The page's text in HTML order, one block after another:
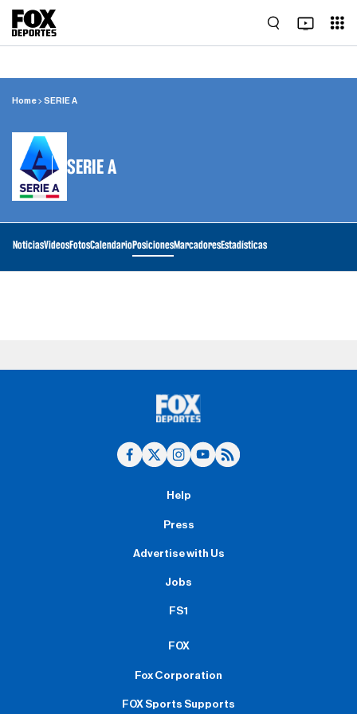
Home SERIE A
SERIE A
NoticiasVideosFotosCalendarioPosicionesMarcadoresEstadísticas
Help
Press
Advertise with Us
Jobs
FS1
FOX
Fox Corporation
FOX Sports Supports